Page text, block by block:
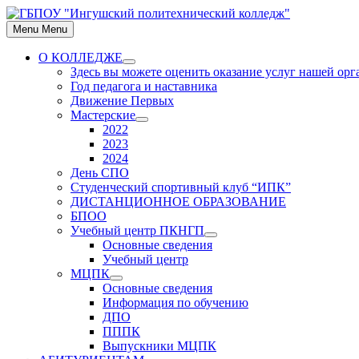
Skip
to
content
Menu Menu
О КОЛЛЕДЖЕ
Show
sub
menu
Здесь вы можете оценить оказание услуг нашей
Год педагога и наставника
Движение Первых
Мастерские
Show
2022
2023
2024
День СПО
Студенческий спортивный клуб “ИПК”
ДИСТАНЦИОННОЕ ОБРАЗОВАНИЕ
БПОО
Учебный центр ПКНГП
Show
sub
Основные сведения
Учебный центр
МЦПК
Show
sub
menu
Основные сведения
Информация по обучению
ДПО
ПППК
Выпускники МЦПК